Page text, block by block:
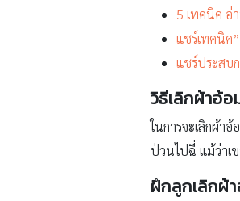
5 เทคนิค อ่
แชร์เทคนิค
แชร์ประสบ
วิธีเลิกผ้าอ้
ในการจะเลิกผ้า
ป่วนไปฉี่ แม้ว่าเ
ฝึกลูกเลิกผ้